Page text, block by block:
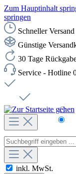
Zum Hauptinhalt
springen
Schneller Versand
Günstige
30 Tage
Service - Hotline
inkl. MwSt.